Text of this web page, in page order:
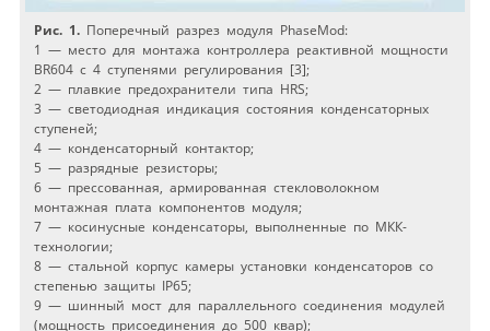
Рис. 1. Поперечный разрез модуля PhaseMod:
1 — место для монтажа контроллера реактивной мощности
BR604 с 4 ступенями регулирования [3];
2 — плавкие предохранители типа HRS;
3 — светодиодная индикация состояния конденсаторных
ступеней;
4 — конденсаторный контактор;
5 — разрядные резисторы;
6 — прессованная, армированная стекловолокном
монтажная плата компонентов модуля;
7 — косинусные конденсаторы, выполненные по МКК-
технологии;
8 — стальной корпус камеры установки конденсаторов со
степенью защиты IP65;
9 — шинный мост для параллельного соединения модулей
(мощность присоединения до 500 квар);